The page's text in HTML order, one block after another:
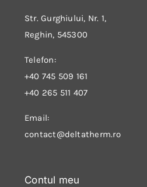
Str. Gurghiului, Nr. 1,
Reghin, 545300
Telefon:
+40 745 509 161
+40 265 511 407
Email:
contact@deltatherm.ro
Contul meu